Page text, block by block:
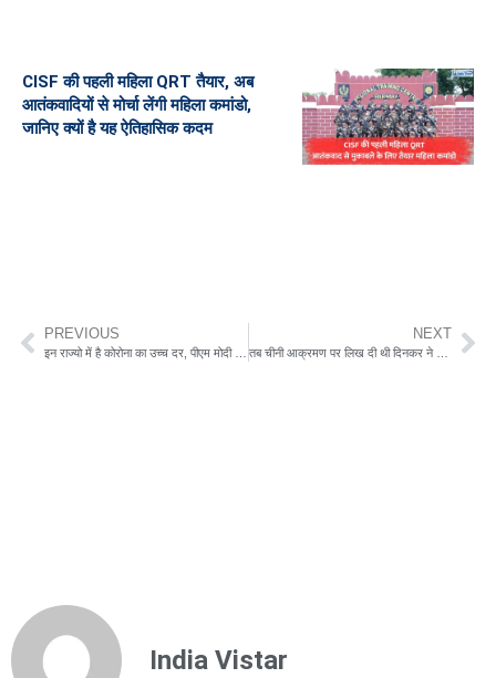
CISF की पहली महिला QRT तैयार, अब
आतंकवादियों से मोर्चा लेंगी महिला कमांडो,
जानिए क्यों है यह ऐतिहासिक कदम
PREVIOUS NEXT
India Vistar